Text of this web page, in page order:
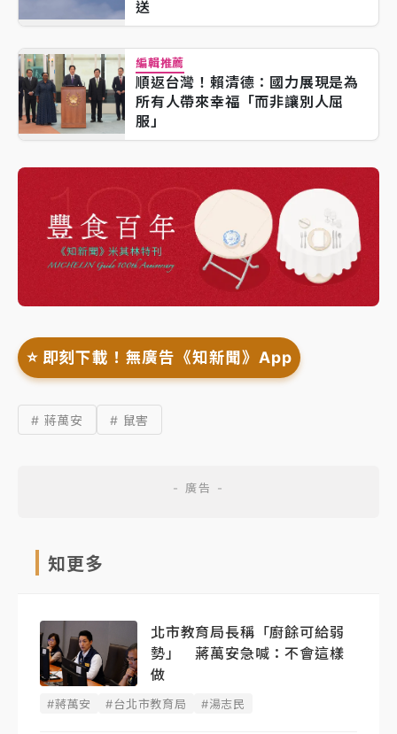
送
編輯推薦
順返台灣！賴清德：國力展現是為
所有人帶來幸福「而非讓別人屈
服」
⭐️ 即刻下載！無廣告《知新聞》App
# 蔣萬安 # 鼠害
知更多
北市教育局長稱「廚餘可給弱
勢」 蔣萬安急喊：不會這樣
做
#蔣萬安 #台北市教育局 #湯志民